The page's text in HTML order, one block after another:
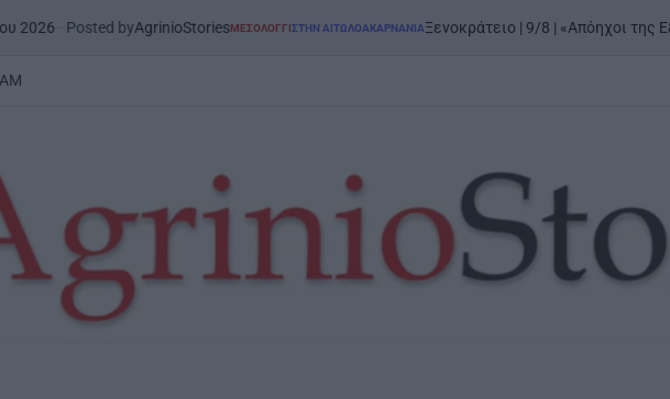
AgrinioStoriesPOSTED
ΜΕΣΟΛΌΓΓΙΣΤΗΝ ΑΙΤΩΛΟΑΚΑΡΝΑΝΊΑΞενοκράτειο | 9/8 | «Απόηχοι της Εξόδου»: μεγάλη
AM